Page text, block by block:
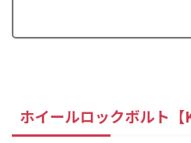
ホイールロックボルト【